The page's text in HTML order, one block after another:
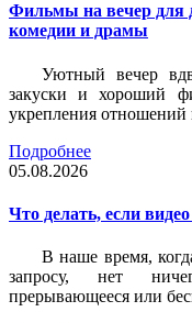
Фильмы на вечер для
комедии и драмы
Уютный вечер
закуски и хороший
укрепления отношений
Подробнее
05.08.2026
Что делать, если
В наше время,
запросу, нет
прерывающееся или